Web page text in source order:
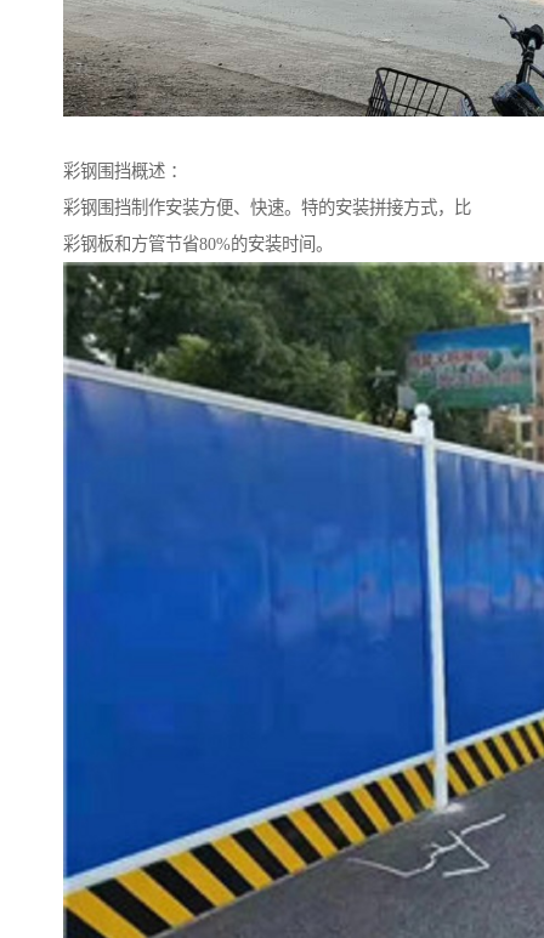
彩钢围挡概述 ：
彩钢围挡制作安装方便、快速。特的安装拼接方式，比
彩钢板和方管节省80%的安装时间。